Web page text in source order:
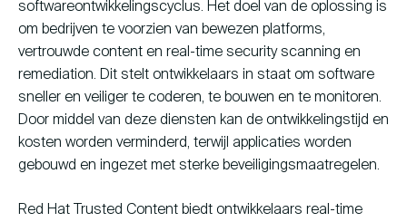
softwareontwikkelingscyclus. Het doel van de oplossing is
om bedrijven te voorzien van bewezen platforms,
vertrouwde content en real-time security scanning en
remediation. Dit stelt ontwikkelaars in staat om software
sneller en veiliger te coderen, te bouwen en te monitoren.
Door middel van deze diensten kan de ontwikkelingstijd en
kosten worden verminderd, terwijl applicaties worden
gebouwd en ingezet met sterke beveiligingsmaatregelen.
Red Hat Trusted Content biedt ontwikkelaars real-time